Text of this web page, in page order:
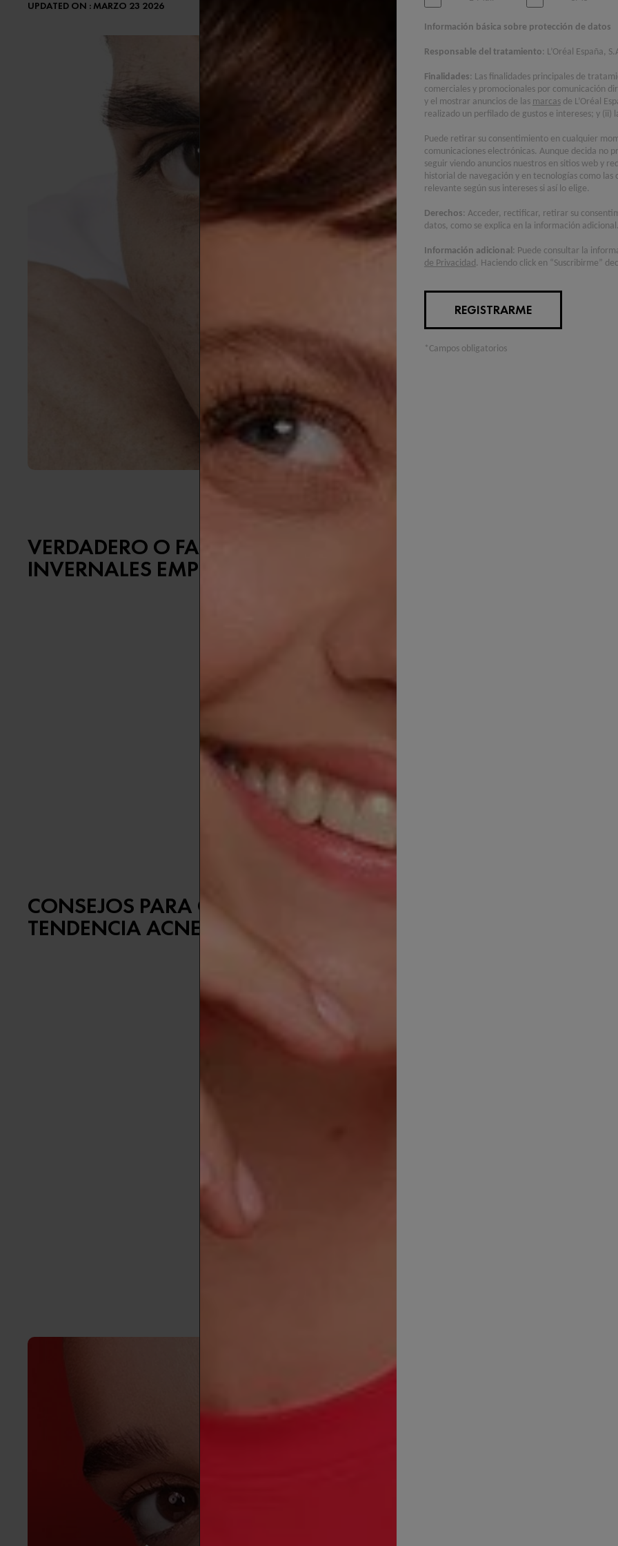
UPDATED ON : MARZO 23 2026
VERDADERO O FALSO: LAS TEMPERATURAS
INVERNALES EMPEORAN EL ACNÉ
Si bien existen indicios de que los rayos UV tienen un impacto positivo en la
contrariamente a la creencia popular, el invierno no implica necesariamente un
concretas que apunten a los cambios estacionales como un factor agravante
Tanto en invierno como en verano, la clave para tratar los signos del acné
transmitir las bacterias responsables del acné a cualquier otra zona del rostro.
CONSEJOS PARA CUIDAR DE LA PIEL CON
TENDENCIA ACNEICA EN INVIERNO
combatir los vientos y las temperaturas fríos o secos, sin desequilibrar la
Información básica sobre protección de datos
Responsable del tratamiento: L’Oréal España,
Finalidades: Las finalidades principales de
comerciales y promocionales por comunicación
y el mostrar anuncios de las marcasde L’Oréal
realizado un perfilado de gustos e intereses; y
Puede retirar su consentimiento en cualquier
comunicaciones electrónicas. Aunque decida
seguir viendo anuncios nuestros en sitios web y
historial de navegación y en tecnologías como
relevante según sus intereses si así lo elige.
Derechos: Acceder, rectificar, retirar su
datos, como se explica en la información adicional.
Información adicional : Puede consultar la
de Privacidad . Haciendo click en “Suscribirme”
REGISTRARME
*Campos obligatorios